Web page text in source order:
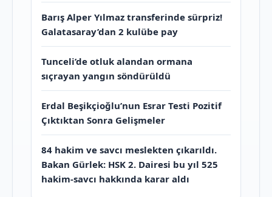
Barış Alper Yılmaz transferinde sürpriz!
Galatasaray’dan 2 kulübe pay
Tunceli’de otluk alandan ormana
sıçrayan yangın söndürüldü
Erdal Beşikçioğlu’nun Esrar Testi Pozitif
Çıktıktan Sonra Gelişmeler
84 hakim ve savcı meslekten çıkarıldı.
Bakan Gürlek: HSK 2. Dairesi bu yıl 525
hakim-savcı hakkında karar aldı